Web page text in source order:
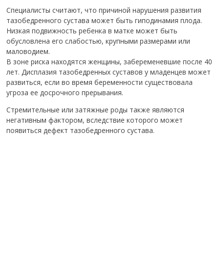
Специалисты считают, что причиной нарушения развития
тазобедренного сустава может быть гиподинамия плода.
Низкая подвижность ребенка в матке может быть
обусловлена его слабостью, крупными размерами или
маловодием.
В зоне риска находятся женщины, забеременевшие после 40
лет. Дисплазия тазобедренных суставов у младенцев может
развиться, если во время беременности существовала
угроза ее досрочного прерывания.
Стремительные или затяжные роды также являются
негативным фактором, вследствие которого может
появиться дефект тазобедренного сустава.